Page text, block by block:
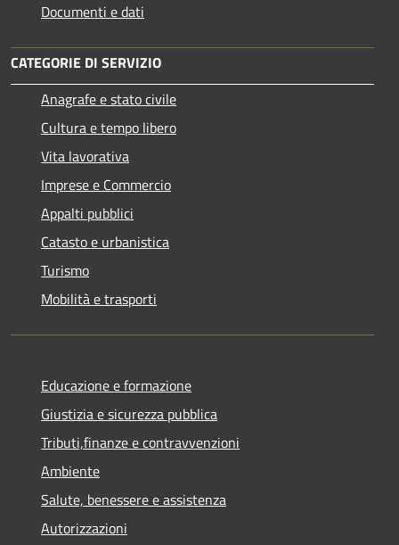
Documenti e dati
CATEGORIE DI SERVIZIO
Anagrafe e stato civile
Cultura e tempo libero
Vita lavorativa
Imprese e Commercio
Appalti pubblici
Catasto e urbanistica
Turismo
Mobilità e trasporti
Educazione e formazione
Giustizia e sicurezza pubblica
Tributi,finanze e contravvenzioni
Ambiente
Salute, benessere e assistenza
Autorizzazioni